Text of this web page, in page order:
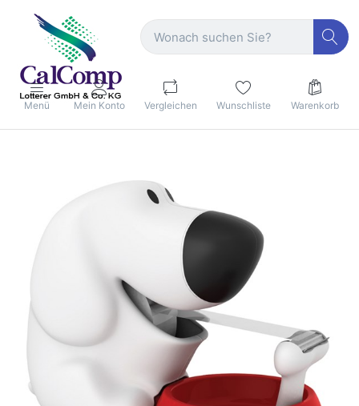
Menü Mein Konto Vergleichen Wunschliste Warenkorb